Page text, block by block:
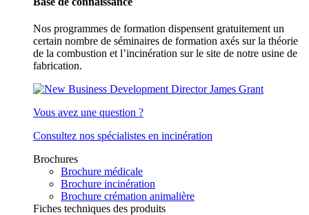
Nos programmes de formation dispensent gratuitement un
certain nombre de séminaires de formation axés sur la théorie
de la combustion et l’incinération sur le site de notre usine de
fabrication.
Vous avez une question ?
Consultez nos spécialistes en incinération
Brochures
Brochure médicale
Brochure incinération
Brochure crémation animalière
Fiches techniques des produits